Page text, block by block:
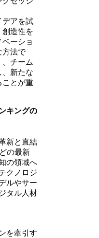
デアを試
創造性を
ーショ
方法で
チーム
、新たな
ことが重
キングの
新と直結
の最新
の領域へ
クノロジ
ルやサー
タル人材
を牽引す